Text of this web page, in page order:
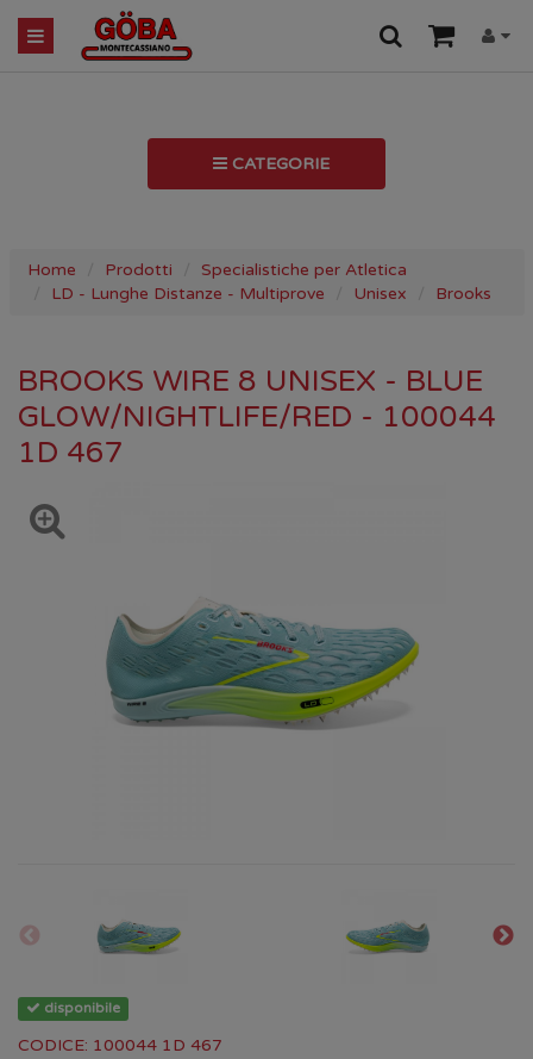
CATEGORIE
Home Prodotti
Specialistiche per Atletica
LD - Lunghe Distanze - Multiprove
Unisex Brooks
BROOKS WIRE 8 UNISEX - BLUE
GLOW/NIGHTLIFE/RED - 100044
1D 467
disponibile
CODICE: 100044 1D 467